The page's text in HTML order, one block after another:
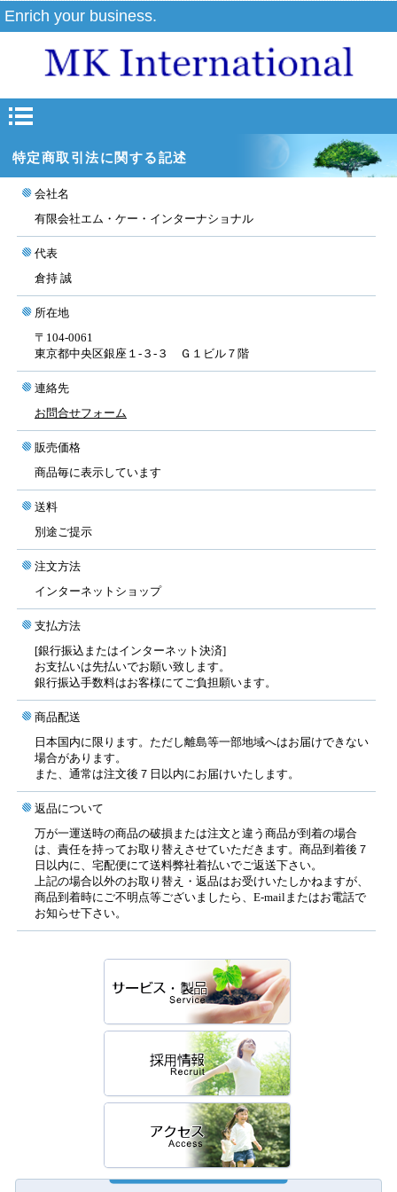
Enrich your business.
特定商取引法に関する記述
会社名
有限会社エム・ケー・インターナショナル
代表
倉持 誠
所在地
〒104-0061
東京都中央区銀座１-３-３ Ｇ１ビル７階
連絡先
お問合せフォーム
販売価格
商品毎に表示しています
送料
別途ご提示
注文方法
インターネットショップ
支払方法
[銀行振込またはインターネット決済]
お支払いは先払いでお願い致します。
銀行振込手数料はお客様にてご負担願います。
商品配送
日本国内に限ります。ただし離島等一部地域へはお届けできない
場合があります。
また、通常は注文後７日以内にお届けいたします。
返品について
万が一運送時の商品の破損または注文と違う商品が到着の場合
は、責任を持ってお取り替えさせていただきます。商品到着後７
日以内に、宅配便にて送料弊社着払いでご返送下さい。
上記の場合以外のお取り替え・返品はお受けいたしかねますが、
商品到着時にご不明点等ございましたら、E-mailまたはお電話で
お知らせ下さい。